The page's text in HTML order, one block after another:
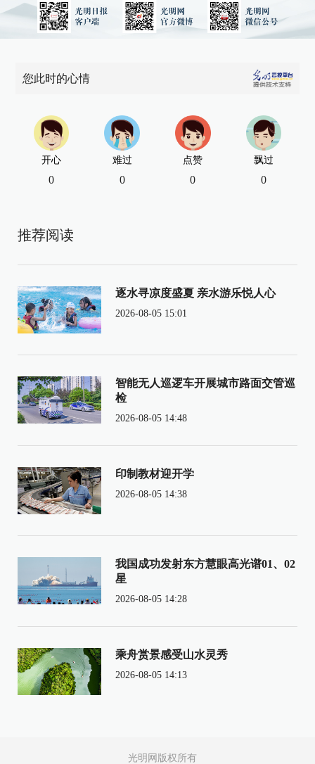
您此时的心情
开心
0
难过
0
点赞
0
飘过
0
推荐阅读
逐水寻凉度盛夏 亲水游乐悦人心
2026-08-05 15:01
智能无人巡逻车开展城市路面交管巡
检
2026-08-05 14:48
印制教材迎开学
2026-08-05 14:38
我国成功发射东方慧眼高光谱01、02
星
2026-08-05 14:28
乘舟赏景感受山水灵秀
2026-08-05 14:13
光明网版权所有